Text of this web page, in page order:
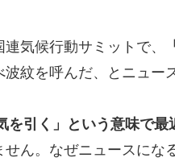
気候行動サミットで、
波紋を呼んだ、とニュー
引く」という意味で最
ん。なぜニュースにな